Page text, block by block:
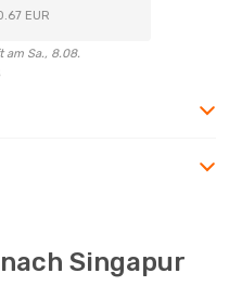
EUR
Sa., 8.08.
Singapur